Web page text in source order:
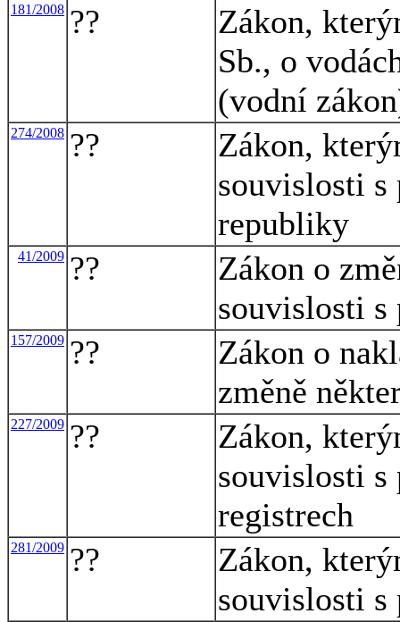
181/2008 ??
Zákon,
Sb., o
(vodní
274/2008 ??
Zákon,
souvislosti
republiky
41/2009 ??
Zákon o
souvislosti
157/2009 ??
Zákon o
změně
227/2009 ??
Zákon,
souvislosti s
registrech
281/2009 ??
Zákon,
souvislosti s